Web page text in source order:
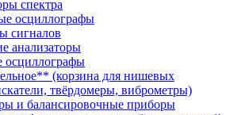
спектра
осциллографы
сигналов
анализаторы
(корзина для нишевых
твёрдомеры, виброметры)
и балансировочные приборы